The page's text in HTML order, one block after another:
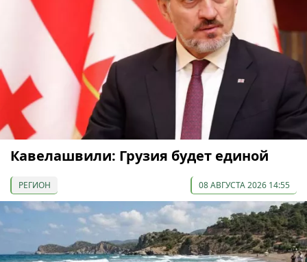
Кавелашвили: Грузия будет единой
РЕГИОН 08 АВГУСТА 2026 14:55